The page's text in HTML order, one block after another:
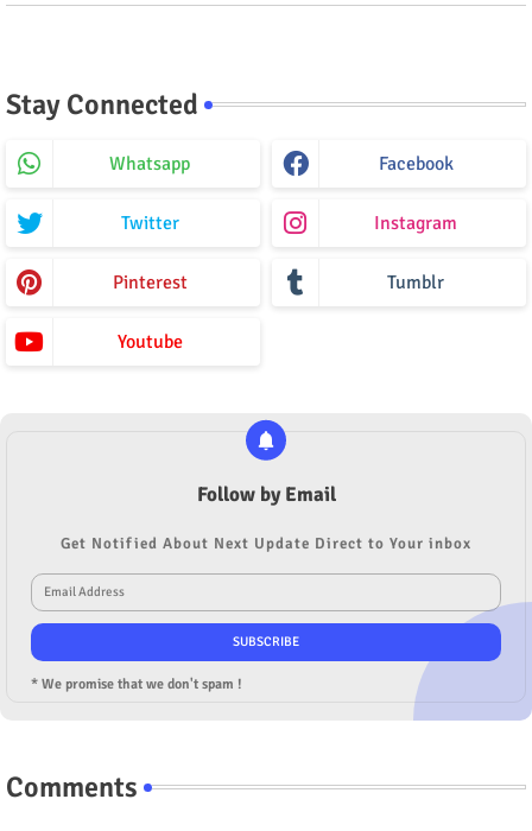
Stay Connected
Whatsapp Facebook
Twitter Instagram
Pinterest Tumblr
Youtube
Follow by Email
Get Notified About Next Update Direct to Your inbox
* We promise that we don't spam !
Comments